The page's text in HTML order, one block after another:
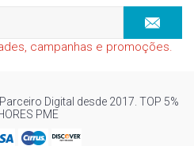
campanhas e promoções.
Parceiro Digital desde 2017. TOP 5%
PME